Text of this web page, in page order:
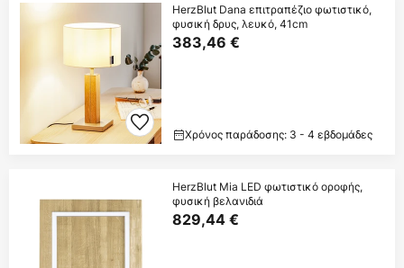
HerzBlut Dana επιτραπέζιο φωτιστικό,
φυσική δρυς, λευκό, 41cm
383,46 €
Χρόνος παράδοσης: 3 - 4 εβδομάδες
HerzBlut Mia LED φωτιστικό οροφής,
φυσική βελανιδιά
829,44 €